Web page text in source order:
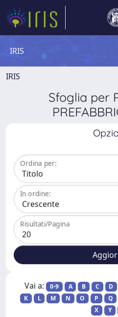
IRIS
IRIS
Sfoglia per
Ordina per:
In ordine:
Risultati/Pagina
Vai a: 0-9 A B C D
K
L M N O P Q
X
Y